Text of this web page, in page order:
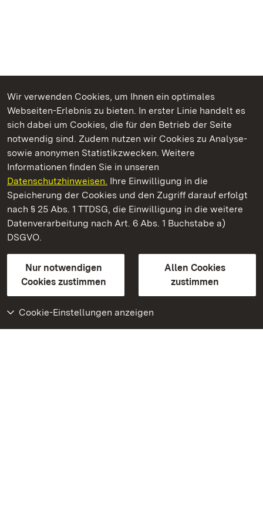
Wir verwenden Cookies, um Ihnen ein optimales
Webseiten-Erlebnis zu bieten. In erster Linie handelt es
sich dabei um Cookies, die für den Betrieb der Seite
notwendig sind. Zudem nutzen wir Cookies zu Analyse-
sowie anonymen Statistikzwecken. Weitere
Informationen finden Sie in unseren
Datenschutzhinweisen. Ihre Einwilligung in die
Speicherung der Cookies und den Zugriff darauf erfolgt
nach § 25 Abs. 1 TTDSG, die Einwilligung in die weitere
Datenverarbeitung nach Art. 6 Abs. 1 Buchstabe a)
DSGVO.
Nur notwendigen
Cookies zustimmen
Allen Cookies
zustimmen
Cookie-Einstellungen anzeigen
Kommen. Staunen. Genießen.
Staatliche Schlösser und Gärten Baden‑Württemberg
Staatliche Schlösser und Gärten Baden-Württemberg
Kontakt
GebärdenspracheLeichte Sprache
Erklärung zur Barrierefreiheit
BITV-konform (geprüfte Seiten)
Weiteres